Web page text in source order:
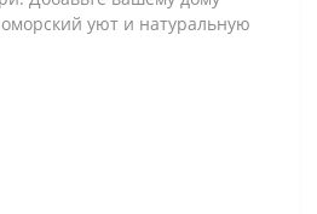
уют и натуральную